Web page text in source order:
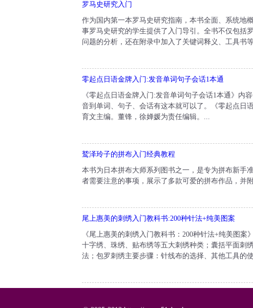
罗马史研究入门
作为国内第一本罗马史研究指南，本书全面、系统地
事罗马史研究的学生提供了入门导引。全书不仅包括
问题的分析，还在附录中加入了关键词释义、工具书
零起点日语金牌入门:发音单词句子会话1本通
《零起点日语金牌入门:发音单词句子会话1本通》内
音到单词、句子、会话有这本就可以了。《零起点日
育文主编。董锋，徐婵媛为责任编辑。...
鹫泽玲子的拼布入门经典教程
本书为日本拼布大师系列图书之一，是专为拼布新手
者需要注意的事项，展示了多款可爱的拼布作品，并
尾上惠美的刺绣入门教科书:200种针法+纯美图案
《尾上惠美的刺绣入门教科书：200种针法+纯美图
十字绣、珠绣、贴布绣等五大刺绣种类；囊括平面刺
法；包罗刺绣主要步骤：针线布的选择、其他工具的